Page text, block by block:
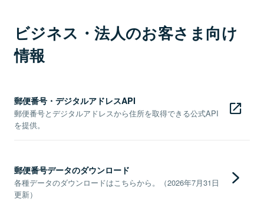
ビジネス・法人のお客さま向け
情報
郵便番号・デジタルアドレスAPI
郵便番号とデジタルアドレスから住所を取得できる公式API
を提供。
郵便番号データのダウンロード
各種データのダウンロードはこちらから。（2026年7月31日
更新）